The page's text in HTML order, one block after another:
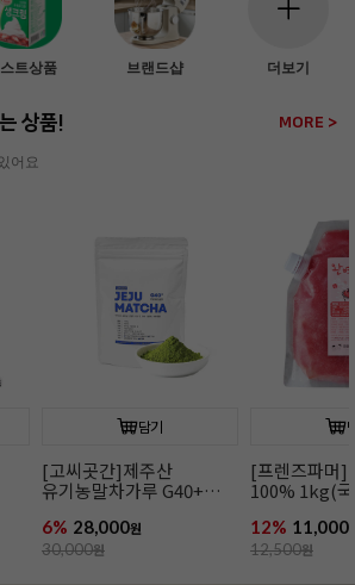
트상품 브랜드샵 더보기
상품! MORE >
어요
담기
[고씨곳간]제주산
유기농말차가루 G40+
(100%/100g)
6% 28,000원
30,000원
[프렌즈파머]
100% 1kg(
땡모반/
12% 11,000
12,500원